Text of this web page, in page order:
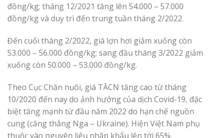
đồng/kg; tháng 12/2021 tăng lên 54.000 – 57.000
đồng/kg và duy trì đến trung tuần tháng 2/2022.
Đến cuối tháng 2/2022, giá lợn hơi giảm xuống còn
53.000 – 56.000 đồng/kg; sang đầu tháng 3/2022 giảm
xuống còn 50.000 – 53.000 đồng/kg.
Theo Cục Chăn nuôi, giá TĂCN tăng cao từ tháng
10/2020 đến nay do ảnh hưởng của dịch Covid-19, đặc
biệt tăng mạnh từ đầu năm 2022 do hạn chế nguồn
cung (căng thẳng Nga – Ukraine). Hiện Việt Nam phụ
thuộc vào nguyên liệu nhập khẩu lên tới 65%.